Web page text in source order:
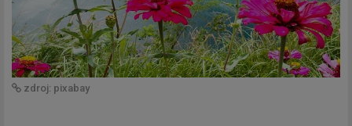
zdroj: pixabay